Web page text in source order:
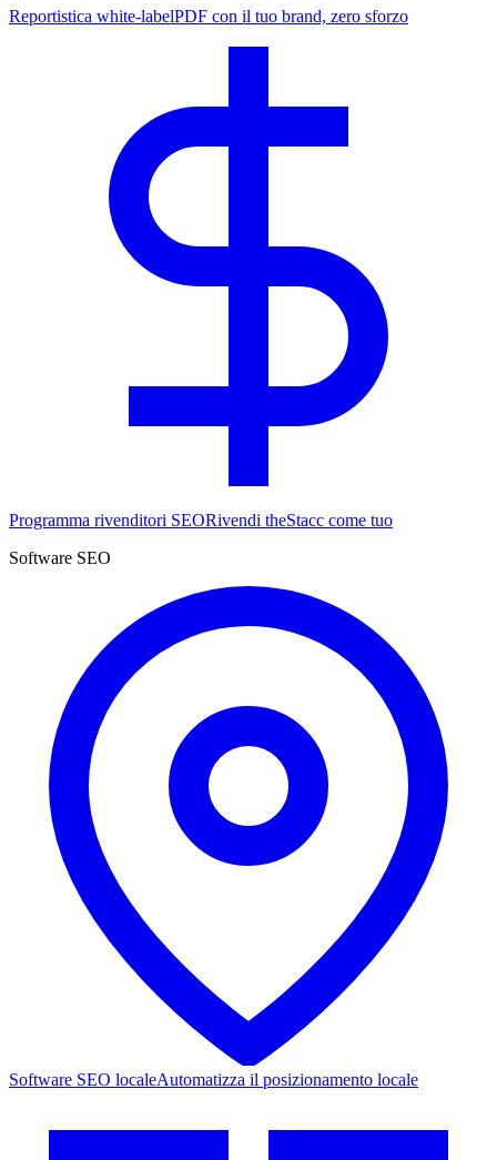
Reportistica white-labelPDF con il tuo brand, zero sforzo
Programma rivenditori SEORivendi theStacc come tuo
Software SEO
Software SEO localeAutomatizza il posizionamento locale